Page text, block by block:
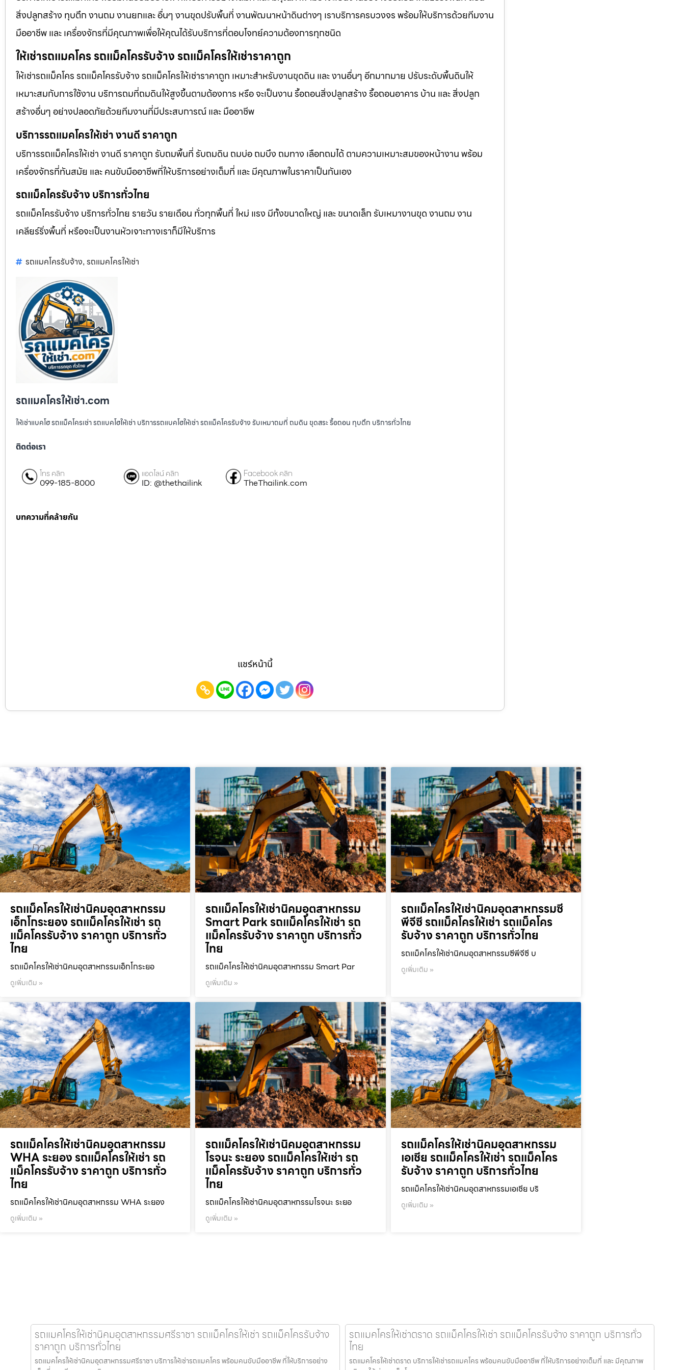
สิ่งปลูกสร้าง ทุบตึก งานถม งานยกและ อื่นๆ งานขุดปรับพื้นที่ งานพัฒนาหน้าดินต่างๆ เราบริการครบวงจร พร้อมให้บริการด้วยทีมงาน
มืออาชีพ และ เครื่องจักรที่มีคุณภาพเพื่อให้คุณได้รับบริการที่ตอบโจทย์ความต้องการทุกชนิด
ให้เช่ารถแมคโคร รถแม็คโครรับจ้าง รถแม็คโครให้เช่าราคาถูก
ให้เช่ารถแม็คโคร รถแม็คโครรับจ้าง รถแม็คโครให้เช่าราคาถูก เหมาะสำหรับงานขุดดิน และ งานอื่นๆ อีกมากมาย ปรับระดับพื้นดินให้
เหมาะสมกับการใช้งาน บริการถมที่ถมดินให้สูงขึ้นตามต้องการ หรือ จะเป็นงาน รื้อถอนสิ่งปลูกสร้าง รื้อถอนอาคาร บ้าน และ สิ่งปลูก
สร้างอื่นๆ อย่างปลอดภัยด้วยทีมงานที่มีประสบการณ์ และ มืออาชีพ
บริการรถแมคโครให้เช่า งานดี ราคาถูก
บริการรถแม็คโครให้เช่า งานดี ราคาถูก รับถมพื้นที่ รับถมดิน ถมบ่อ ถมบึง ถมทาง เลือกถมได้ ตามความเหมาะสมของหน้างาน พร้อม
เครื่องจักรที่ทันสมัย และ คนขับมืออาชีพที่ให้บริการอย่างเต็มที่ และ มีคุณภาพในราคาเป็นกันเอง
รถแม็คโครรับจ้าง บริการทั่วไทย
รถแม็คโครรับจ้าง บริการทั่วไทย รายวัน รายเดือน ทั่วทุกพื้นที่ ใหม่ แรง มีทั้งขนาดใหญ่ และ ขนาดเล็ก รับเหมางานขุด งานถม งาน
เคลียร์ริ่งพื้นที่ หรือจะเป็นงานหัวเจาะทางเราก็มีให้บริการ
รถแมคโครรับจ้าง, รถแมคโครให้เช่า
รถแมคโครให้เช่า.com
ให้เช่าแบคโฮ รถแม็คโครเช่า รถแบคโฮให้เช่า บริการรถแบคโฮให้เช่า รถแม็คโครรับจ้าง รับเหมาถมที่ ถมดิน ขุดสระ รื้อถอน ทุบตึก บริการทั่วไทย
ติดต่อเรา
โทร คลิก
099-185-8000
แอดไลน์ คลิก
ID: @thethailink
Facebook คลิก
TheThailink.com
บทความที่คล้ายกัน
แชร์หน้านี้
รถแม็คโครให้เช่านิคมอุตสาหกรรม
เอ็กโกระยอง รถแม็คโครให้เช่า รถ
แม็คโครรับจ้าง ราคาถูก บริการทั่ว
ไทย
รถแม็คโครให้เช่านิคมอุตสาหกรรมเอ็กโกระยอ
ดูเพิ่มเติม »
รถแม็คโครให้เช่านิคมอุตสาหกรรม
Smart Park รถแม็คโครให้เช่า รถ
แม็คโครรับจ้าง ราคาถูก บริการทั่ว
ไทย
รถแม็คโครให้เช่านิคมอุตสาหกรรม Smart Par
ดูเพิ่มเติม »
รถแม็คโครให้เช่านิคมอุตสาหกรรมซี
พีจีซี รถแม็คโครให้เช่า รถแม็คโคร
รับจ้าง ราคาถูก บริการทั่วไทย
รถแม็คโครให้เช่านิคมอุตสาหกรรมซีพีจีซี บ
ดูเพิ่มเติม »
รถแม็คโครให้เช่านิคมอุตสาหกรรม
WHA ระยอง รถแม็คโครให้เช่า รถ
แม็คโครรับจ้าง ราคาถูก บริการทั่ว
ไทย
รถแม็คโครให้เช่านิคมอุตสาหกรรม WHA ระยอง
ดูเพิ่มเติม »
รถแม็คโครให้เช่านิคมอุตสาหกรรม
โรจนะ ระยอง รถแม็คโครให้เช่า รถ
แม็คโครรับจ้าง ราคาถูก บริการทั่ว
ไทย
รถแม็คโครให้เช่านิคมอุตสาหกรรมโรจนะ ระยอ
ดูเพิ่มเติม »
รถแม็คโครให้เช่านิคมอุตสาหกรรม
เอเชีย รถแม็คโครให้เช่า รถแม็คโคร
รับจ้าง ราคาถูก บริการทั่วไทย
รถแม็คโครให้เช่านิคมอุตสาหกรรมเอเชีย บริ
ดูเพิ่มเติม »
รถแมคโครให้เช่านิคมอุตสาหกรรมศรีราชา รถแม็คโครให้เช่า รถแม็คโครรับจ้าง
ราคาถูก บริการทั่วไทย
รถแมคโครให้เช่านิคมอุตสาหกรรมศรีราชา บริการให้เช่ารถแมคโคร พร้อมคนขับมืออาชีพ ที่ให้บริการอย่าง
รถแมคโครให้เช่าตราด รถแม็คโครให้เช่า รถแม็คโครรับจ้าง ราคาถูก บริการทั่ว
ไทย
รถแมคโครให้เช่าตราด บริการให้เช่ารถแมคโคร พร้อมคนขับมืออาชีพ ที่ให้บริการอย่างเต็มที่ และ มีคุณภาพ